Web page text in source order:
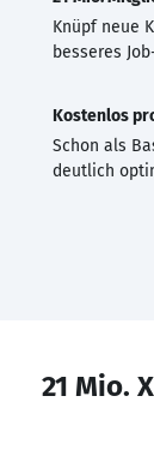
Knüpf neue
besseres
Kostenlos
Schon als
deutlich
21 Mio.